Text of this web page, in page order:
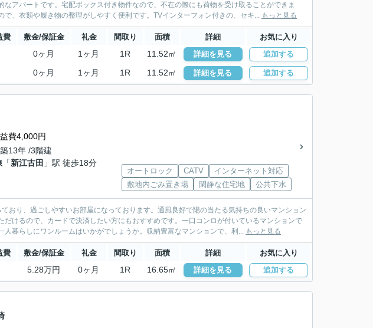
アパートです。宅配ボックス付き物件なので、不在の際にも荷物を受け取ることができま
、衣類や履き物の整理がしやすく便利です。TVインターフォン付きの、セキ... もっと見る
費 敷金/保証金 礼金 間取り 面積 詳細 お気に入り
0ヶ月 1ヶ月 1R 11.52㎡ 詳細を見る 追加する
0ヶ月 1ヶ月 1R 11.52㎡ 詳細を見る 追加する
費4,000円
13年 /3階建
「新江古田 」駅 徒歩18分
オートロック CATV
インターネット対応
敷地内ごみ置き場
閑静な住宅地 公共下水
おり、過ごしやすいお部屋になっております。通風良好で陽の当たる気持ちの良いマンション
けるので、カードで決済したい方にもおすすめです。一口コンロが付いているマンションで
暮らしにワンルームはいかがでしょうか。収納豊富なマンションで、利... もっと見る
費 敷金/保証金 礼金 間取り 面積 詳細 お気に入り
5.28万円 0ヶ月 1R 16.65㎡ 詳細を見る 追加する